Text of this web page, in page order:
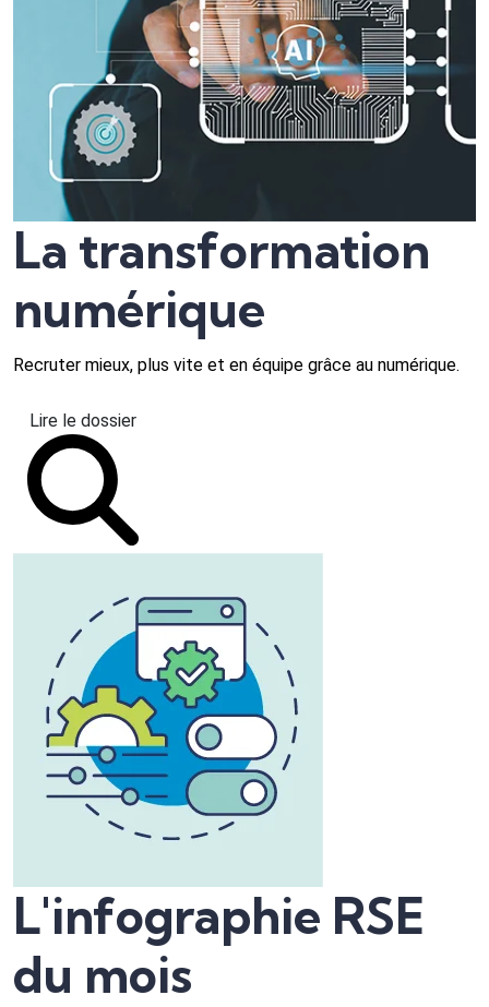
La transformation
numérique
Recruter mieux, plus vite et en équipe grâce au numérique.
Lire le dossier
L'infographie RSE
du mois